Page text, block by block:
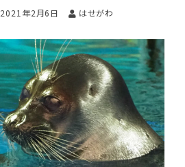
2021年2月6日 はせがわ